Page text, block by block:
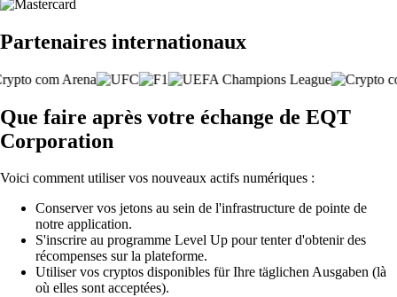
Partenaires internationaux
Que faire après votre échange de EQT
Corporation
Voici comment utiliser vos nouveaux actifs numériques :
Conserver vos jetons au sein de l'infrastructure de pointe de
notre application.
S'inscrire au programme Level Up pour tenter d'obtenir des
récompenses sur la plateforme.
Utiliser vos cryptos disponibles für Ihre täglichen Ausgaben (là
où elles sont acceptées).